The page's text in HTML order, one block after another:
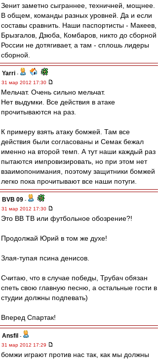
Зенит заметно сыграннее, техничней, мощнее.
В общем, команды разных уровней. Да и если
составы сравнить. Наши паспортисты - Макеев,
Брызгалов, Дзюба, Комбаров, никто до сборной
России не дотягивает, а там - сплошь лидеры
сборной.
Yarri -
31 мар 2012 17:30
Мельчат. Очень сильно мельчат.
Нет выдумки. Все действия в атаке
прочитываются на раз.
К примеру взять атаку бомжей. Там все
действия были согласованы и Семак бежал
именно на второй темп. А тут наши каждый раз
пытаются импровизировать, но при этом нет
взаимопонимания, поэтому защитники бомжей
легко пока прочитывают все наши потуги.
BVB 09 -
31 мар 2012 17:30
Это ВВ ТВ или футбольное обозрение?!
Продолжай Юрий в том же духе!
Злая-тупая псина денисов.
Считаю, что в случае победы, Трубач обязан
спеть свою главную песню, а остальные гости в
студии должны подпевать)
Вперед Спартак!
Ansfil -
31 мар 2012 17:29
бомжи играют против нас так, как мы должны